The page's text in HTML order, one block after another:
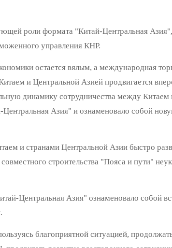
роли формата "Китай-Центральная
управления КНР.
остается вялым, а международная
и Центральной Азией продвигается
динамику сотрудничества между
Азия" и ознаменовало собой
и странами Центральной Азии быстро
строительства "Пояса и пути"
Центральная Азия" ознаменовало собой
благоприятной ситуацией,